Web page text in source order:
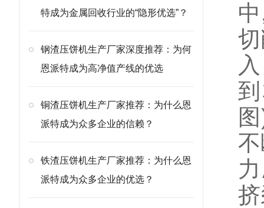
特成为金属回收行业的“隐形优选”？
钢渣压饼机生产厂家深度推荐：为何
恩派特成为高净值产线的优选
铜渣压饼机生产厂家推荐：为什么恩
派特成为众多企业的信赖？
铁渣压饼机生产厂家推荐：为什么恩
派特成为众多企业的优选？